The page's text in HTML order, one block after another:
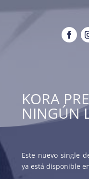
KORA
NINGÚN
Este nuevo single
ya está disponible